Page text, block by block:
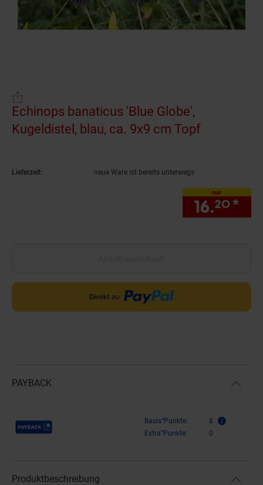
Echinops banaticus 'Blue Globe',
Kugeldistel, blau, ca. 9x9 cm Topf
Lieferzeit: neue Ware ist bereits unterwegs
nur
16.20 *
PAYBACK
Payback Punkte Basis°Punkte:
8
Extra°Punkte:
0
Produktbeschreibung